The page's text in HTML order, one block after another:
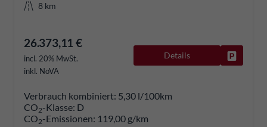
8 km
26.373,11 €
incl. 20% MwSt.
inkl. NoVA
Details
Verbrauch kombiniert: 5,30 l/100km
CO2-Klasse: D
CO2-Emissionen: 119,00 g/km